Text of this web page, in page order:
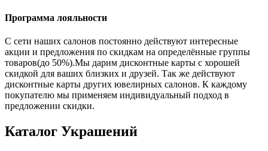
Программа лояльности
С сети наших салонов постоянно действуют интересные
акции и предложения по скидкам на определённые группы
товаров(до 50%).Мы дарим дисконтные карты с хорошей
скидкой для ваших близких и друзей. Так же действуют
дисконтные карты других ювелирных салонов. К каждому
покупателю мы применяем индивидуальный подход в
предложении скидки.
Каталог Украшений